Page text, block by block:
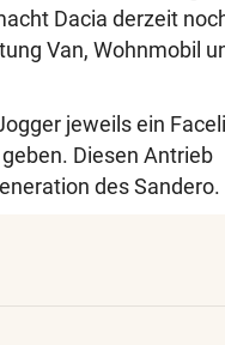
Dacia derzeit
Van, Wohnmobil
jeweils ein
Diesen Antrieb
des Sandero.